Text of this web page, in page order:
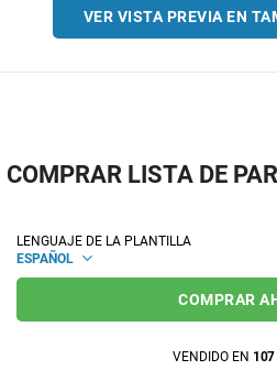
VER VISTA PREVIA EN
COMPRAR LISTA DE
LENGUAJE DE LA PLANTILLA
ESPAÑOL
COMPRAR
VENDIDO EN 107